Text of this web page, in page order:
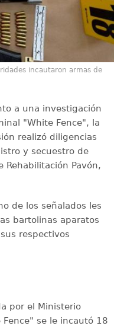
incautaron armas de
a una investigación
"White Fence", la
realizó diligencias
y secuestro de
Rehabilitación Pavón,
de los señalados les
bartolinas aparatos
respectivos
por el Ministerio
Fence" se le incautó 18